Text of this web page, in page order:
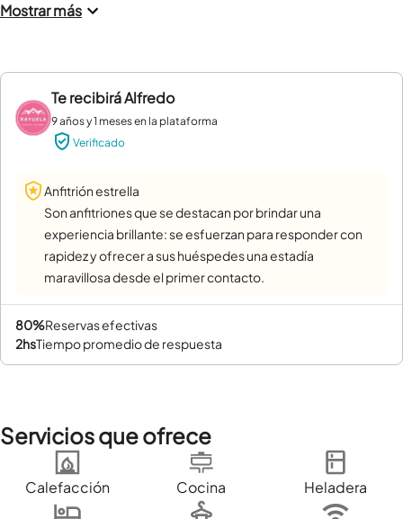
Mostrar más
Te recibiráAlfredo
9 años y 1 meses en la plataforma
Verificado
Anfitrión estrella
Son anfitriones que se destacan por brindar una
experiencia brillante: se esfuerzan para responder con
rapidez y ofrecer a sus huéspedes una estadía
maravillosa desde el primer contacto.
80% reservas efectivas
2hs tiempo promedio de respuesta
Servicios que ofrece
Calefacción Cocina Heladera